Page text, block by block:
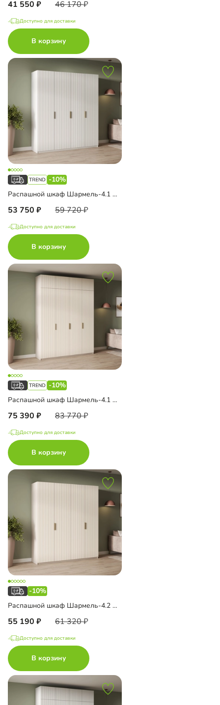
41 550 46 170
Доступно для доставки
В корзину
-10%
Распашной шкаф Шармель-4.1 Лайф
53 750 59 720
Доступно для доставки
В корзину
-10%
Распашной шкаф Шармель-4.1 Лайф с антресолью
75 390 83 770
Доступно для доставки
В корзину
-10%
Распашной шкаф Шармель-4.2 Лайф
55 190 61 320
Доступно для доставки
В корзину